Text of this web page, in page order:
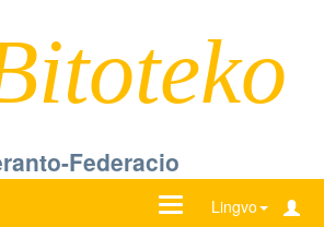
Federacio
Lingvo
Ŝanĝu